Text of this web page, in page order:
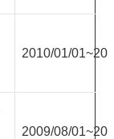
2010/01/
2009/08/